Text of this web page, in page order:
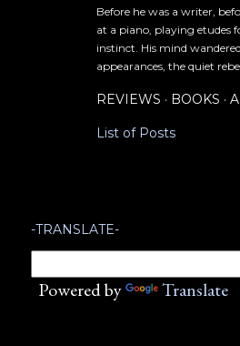
Before he was a writer,
at a piano, playing etudes
instinct. His mind
appearances, the quiet
REVIEWS BOOKS
List of Posts
-TRANSLATE-
Powered by Translate